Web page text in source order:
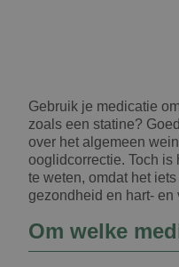
Gebruik je medicatie
zoals een statine?
over het algemeen
ooglidcorrectie. Toch is
te weten, omdat het
gezondheid en hart- en
Om welke